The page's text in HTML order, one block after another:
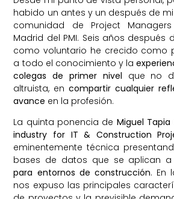
habido un antes y un después de
comunidad de Project
Madrid del PMI. Seis años después
como voluntario he crecido como
a todo el conocimiento y la
colegas de primer nivel que no
altruista, encompartir cualquier
avance en la profesión.
La quinta ponencia de Miguel Tapia
industry for IT & Construction
eminentemente técnica
bases de datos que se aplican a
para entornos de construcción. En
nos expuso las principales